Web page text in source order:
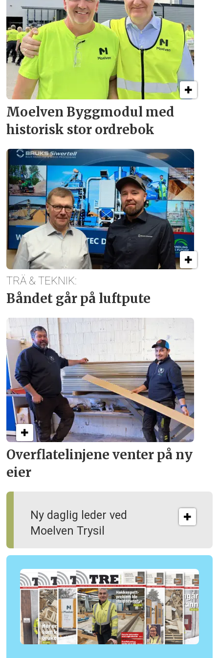
Moelven Byggmodul med
historisk stor ordrebok
Overflate­linjene venter på ny
eier
Ny daglig leder ved
Moelven Trysil
TRÄ & TEKNIK:
Båndet går på luftpute